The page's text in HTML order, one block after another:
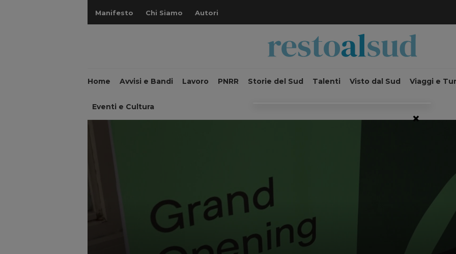
Manifesto Chi Siamo Autori
Home Avvisi e Bandi Lavoro PNRR Storie del Sud Talenti Visto dal Sud Viaggi e
Eventi e Cultura
×